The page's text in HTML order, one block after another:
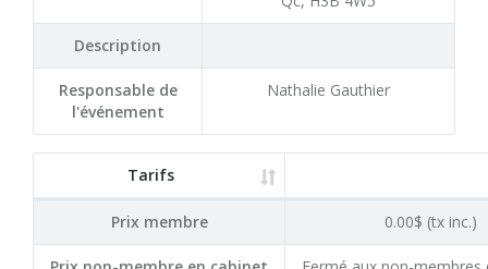
Description
Responsable de
l'événement
Nathalie Gauthier
Tarifs
Prix membre 0.00$ (tx inc.)